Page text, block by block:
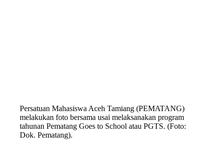
Persatuan Mahasiswa Aceh Tamiang (PEMATANG)
melakukan foto bersama usai melaksanakan program
tahunan Pematang Goes to School atau PGTS. (Foto:
Dok. Pematang).